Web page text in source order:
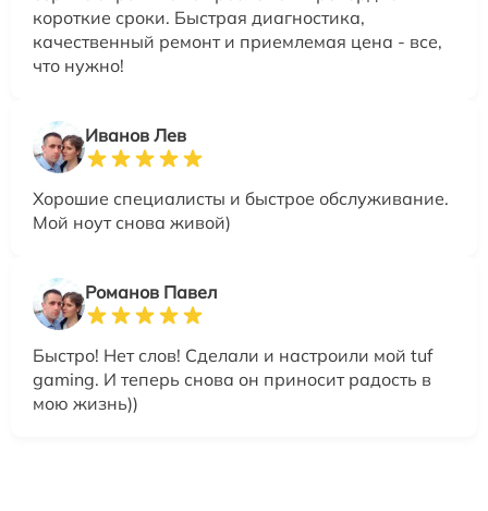
короткие сроки. Быстрая диагностика,
качественный ремонт и приемлемая цена - все,
что нужно!
Иванов Лев
Хорошие специалисты и быстрое обслуживание.
Мой ноут снова живой)
Романов Павел
Быстро! Нет слов! Сделали и настроили мой tuf
gaming. И теперь снова он приносит радость в
мою жизнь))